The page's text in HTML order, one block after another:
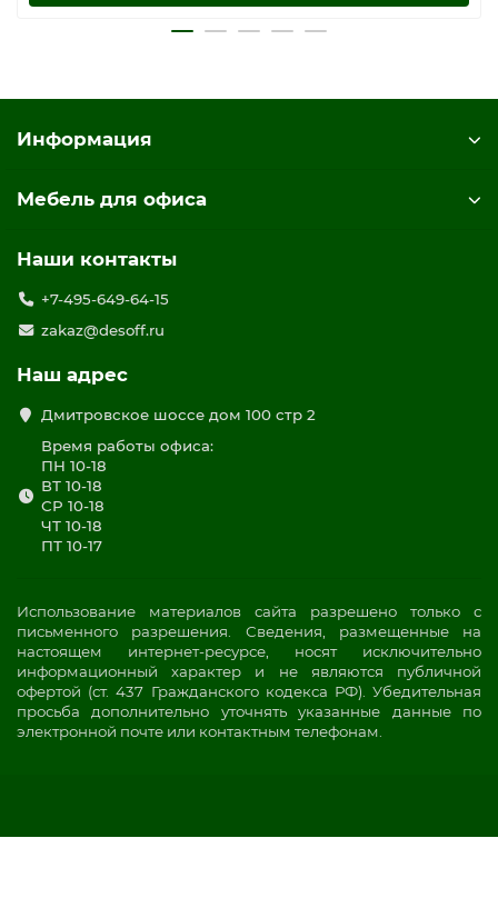
Информация
Мебель для офиса
Наши контакты
+7-495-649-64-15
zakaz@desoff.ru
Наш адрес
Дмитровское шоссе дом 100 стр 2
Время работы офиса:
ПН 10-18
ВТ 10-18
СР 10-18
ЧТ 10-18
ПТ 10-17
Использование материалов сайта разрешено только с
письменного разрешения. Сведения, размещенные на
настоящем интернет-ресурсе, носят исключительно
информационный характер и не являются публичной
офертой (ст. 437 Гражданского кодекса РФ). Убедительная
просьба дополнительно уточнять указанные данные по
электронной почте или контактным телефонам.